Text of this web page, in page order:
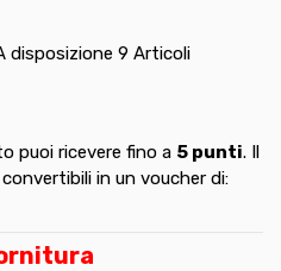
disposizione 9 Articoli
puoi ricevere fino a 5 punti. Il
convertibili in un voucher di: